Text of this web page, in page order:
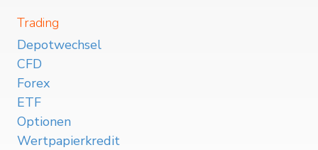
Trading
Depotwechsel
CFD
Forex
ETF
Optionen
Wertpapierkredit